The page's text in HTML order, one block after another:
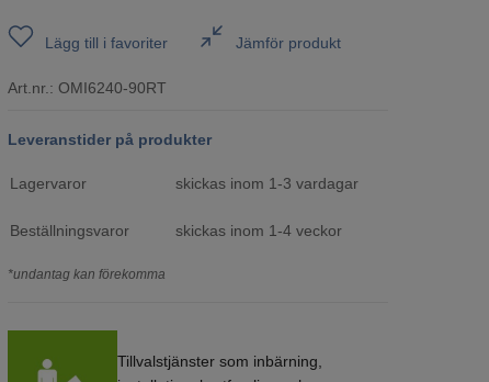
Lägg till i favoriter Jämför produkt
Art.nr.: OMI6240-90RT
Leveranstider på produkter
Lagervaror skickas inom 1-3 vardagar
Beställningsvaror skickas inom 1-4 veckor
*undantag kan förekomma
Tillvalstjänster som inbärning,